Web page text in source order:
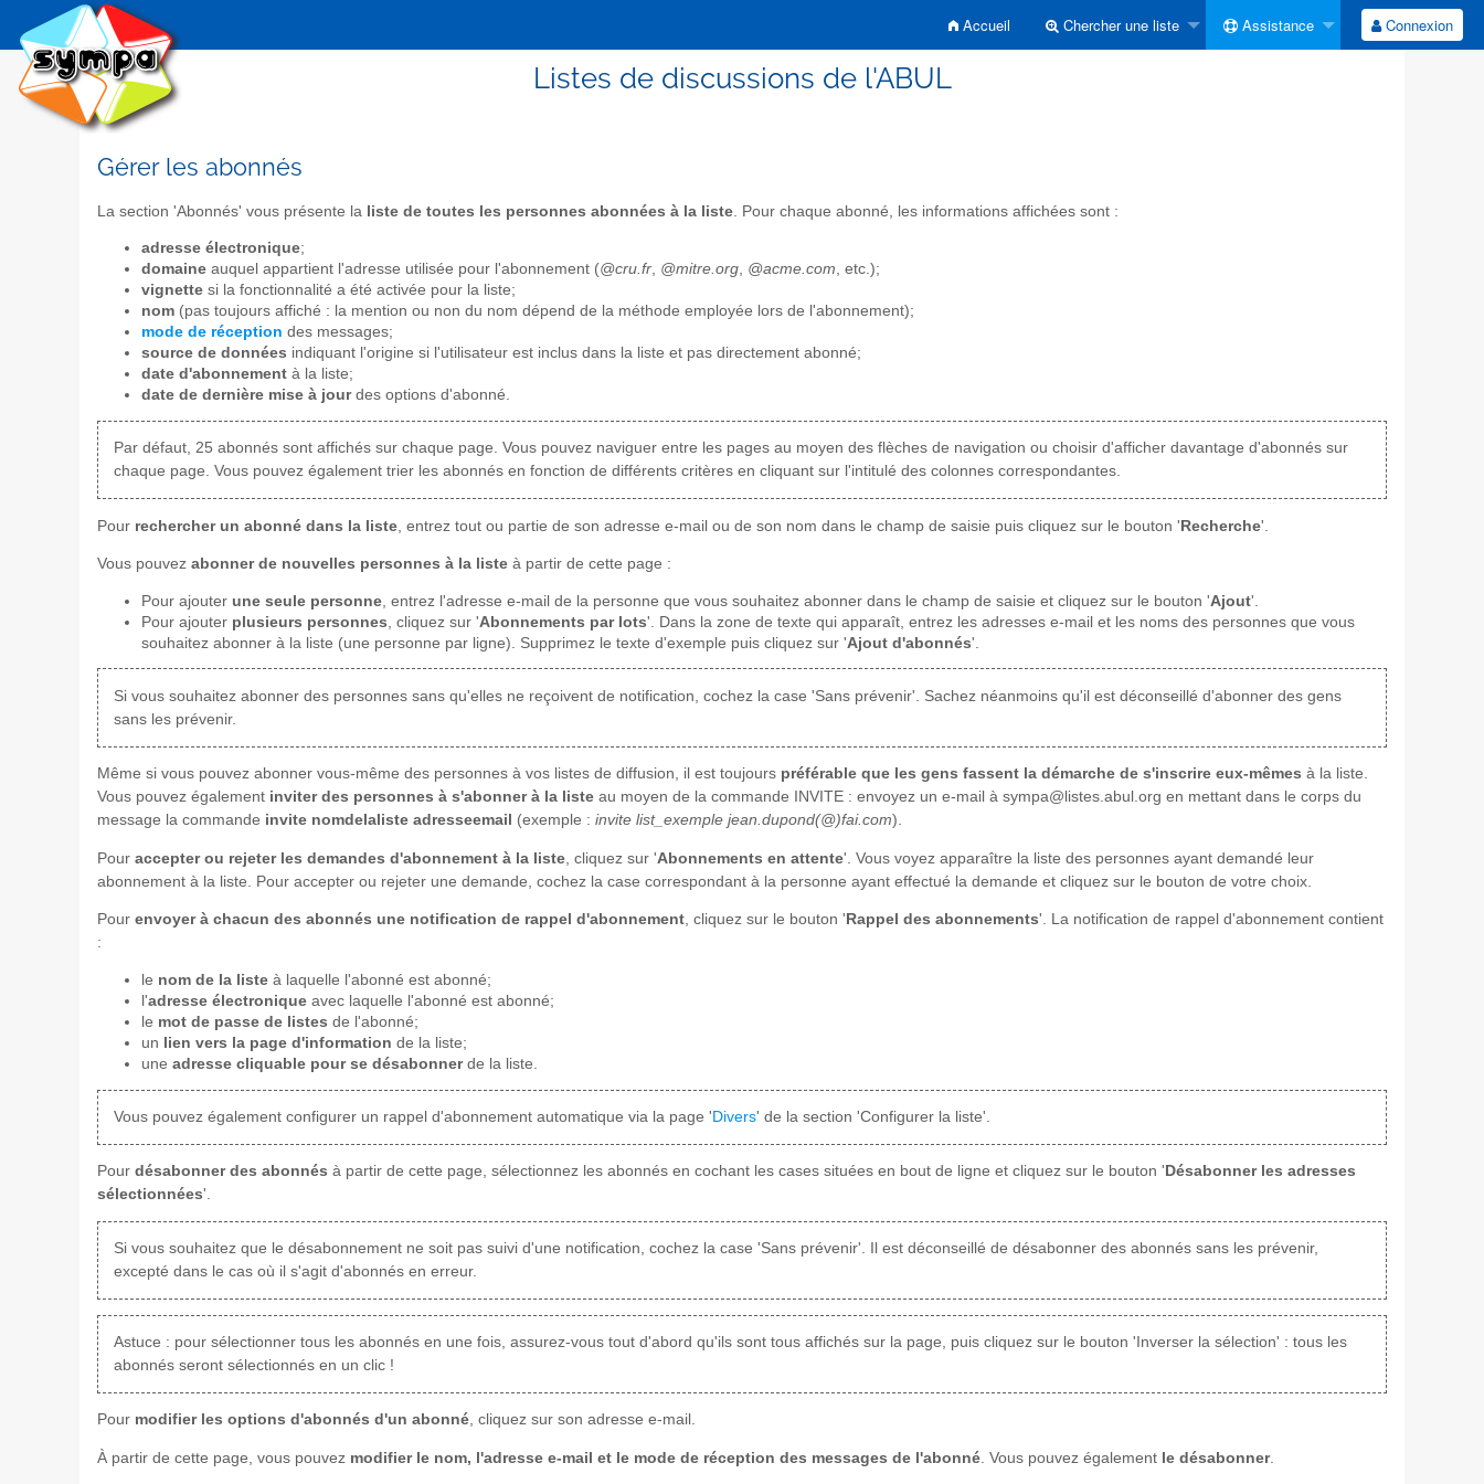
Accueil Chercher une liste Assistance Connexion
Listes de discussions de l'ABUL
Gérer les abonnés
La section 'Abonnés' vous présente la liste de toutes les personnes abonnées à la liste . Pour chaque abonné, les informations affichées sont :
adresse électronique;
domaine auquel appartient l'adresse utilisée pour l'abonnement (@cru.fr, @mitre.org, @acme.com, etc.);
vignette si la fonctionnalité a été activée pour la liste;
nom (pas toujours affiché : la mention ou non du nom dépend de la méthode employée lors de l'abonnement);
mode de réception des messages;
source de données indiquant l'origine si l'utilisateur est inclus dans la liste et pas directement abonné;
date d'abonnement à la liste;
date de dernière mise à jourdes options d'abonné.
Par défaut, 25 abonnés sont affichés sur chaque page. Vous pouvez naviguer entre les pages au moyen des flèches de navigation ou choisir d'afficher davantage d'abonnés sur
chaque page. Vous pouvez également trier les abonnés en fonction de différents critères en cliquant sur l'intitulé des colonnes correspondantes.
Pour rechercher un abonné dans la liste , entrez tout ou partie de son adresse e-mail ou de son nom dans le champ de saisie puis cliquez sur le bouton 'Recherche'.
Vous pouvez abonner de nouvelles personnes à la liste à partir de cette page :
Pour ajouter une seule personne , entrez l'adresse e-mail de la personne que vous souhaitez abonner dans le champ de saisie et cliquez sur le bouton 'Ajout'.
Pour ajouter plusieurs personnes , cliquez sur 'Abonnements par lots'. Dans la zone de texte qui apparaît, entrez les adresses e-mail et les noms des personnes que vous
souhaitez abonner à la liste (une personne par ligne). Supprimez le texte d'exemple puis cliquez sur 'Ajout d'abonnés'.
Si vous souhaitez abonner des personnes sans qu'elles ne reçoivent de notification, cochez la case 'Sans prévenir'. Sachez néanmoins qu'il est déconseillé d'abonner des gens
sans les prévenir.
Même si vous pouvez abonner vous-même des personnes à vos listes de diffusion, il est toujours préférable que les gens fassent la démarche de s'inscrire eux-mêmes à la liste.
Vous pouvez également inviter des personnes à s'abonner à la liste au moyen de la commande INVITE : envoyez un e-mail à sympa@listes.abul.org en mettant dans le corps du
message la commande invite nomdelaliste adresseemail (exemple : invite list_exemple jean.dupond(@)fai.com).
Pour accepter ou rejeter les demandes d'abonnement à la liste , cliquez sur 'Abonnements en attente'. Vous voyez apparaître la liste des personnes ayant demandé leur
abonnement à la liste. Pour accepter ou rejeter une demande, cochez la case correspondant à la personne ayant effectué la demande et cliquez sur le bouton de votre choix.
Pour envoyer à chacun des abonnés une notification de rappel d'abonnement, cliquez sur le bouton ' Rappel des abonnements'. La notification de rappel d'abonnement contient
:
le nom de la liste à laquelle l'abonné est abonné;
l'adresse électronique avec laquelle l'abonné est abonné;
le mot de passe de listes de l'abonné;
un
lien vers la page d'information de la liste;
une adresse cliquable pour se désabonnerde la liste.
Vous pouvez également configurer un rappel d'abonnement automatique via la page ' Divers' de la section 'Configurer la liste'.
Pour désabonner des abonnés à partir de cette page, sélectionnez les abonnés en cochant les cases situées en bout de ligne et cliquez sur le bouton ' Désabonner les adresses
sélectionnées'.
Si vous souhaitez que le désabonnement ne soit pas suivi d'une notification, cochez la case 'Sans prévenir'. Il est déconseillé de désabonner des abonnés sans les prévenir,
excepté dans le cas où il s'agit d'abonnés en erreur.
Astuce : pour sélectionner tous les abonnés en une fois, assurez-vous tout d'abord qu'ils sont tous affichés sur la page, puis cliquez sur le bouton 'Inverser la sélection' : tous les
abonnés seront sélectionnés en un clic !
Pour modifier les options d'abonnés d'un abonné, cliquez sur son adresse e-mail.
À partir de cette page, vous pouvez modifier le nom, l'adresse e-mail et le mode de réception des messages de l'abonné. Vous pouvez également le désabonner.